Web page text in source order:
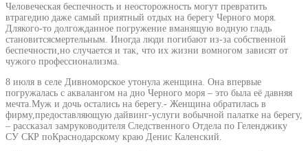
Человеческая беспечность и неосторожность могут превратить
втрагедию даже самый приятный отдых на берегу Черного моря.
Длякого-то долгожданное погружение вманящую водную гладь
становитсясмертельным. Иногда люди погибают из-за собственной
беспечности,но случается и так, что их жизни вомногом зависят от
чужого профессионализма.
8 июля в селе Дивноморское утонула женщина. Она впервые
погружалась с аквалангом на дно Черного моря – это была её давняя
мечта.Муж и дочь остались на берегу.- Женщина обратилась в
фирму,предоставляющую дайвинг-услуги вобычной палатке на берегу,
– рассказал замруководителя Следственного Отдела по Геленджику
СУ СКР поКраснодарскому краю Денис Каленский.